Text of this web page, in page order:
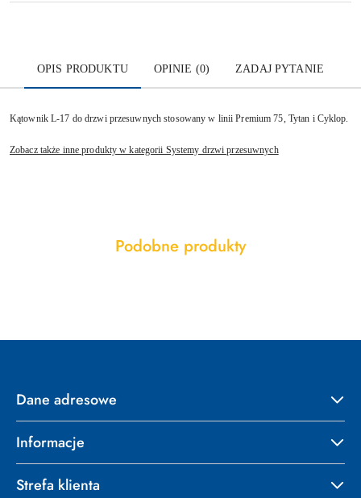
OPIS PRODUKTU OPINIE (0) ZADAJ PYTANIE
Kątownik L-17 do drzwi przesuwnych stosowany w linii Premium 75, Tytan i Cyklop.
Zobacz także inne produkty w kategorii Systemy drzwi przesuwnych
Pomiń karuzelę produktów
Produkty
Podobne produkty
Dane adresowe
Informacje
Strefa klienta